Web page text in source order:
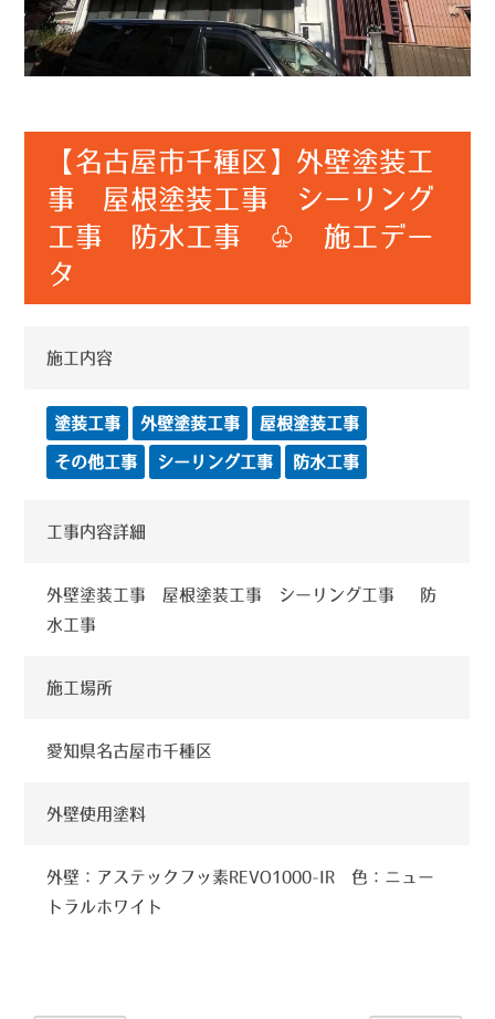
【名古屋市千種区】外壁塗装工
事 屋根塗装工事 シーリング
工事 防水工事 ♧ 施工デー
タ
施工内容
塗装工事 外壁塗装工事 屋根塗装工事
その他工事 シーリング工事 防水工事
工事内容詳細
外壁塗装工事 屋根塗装工事 シーリング工事 防
水工事
施工場所
愛知県名古屋市千種区
外壁使用塗料
外壁：アステックフッ素REVO1000-IR 色：ニュー
トラルホワイト